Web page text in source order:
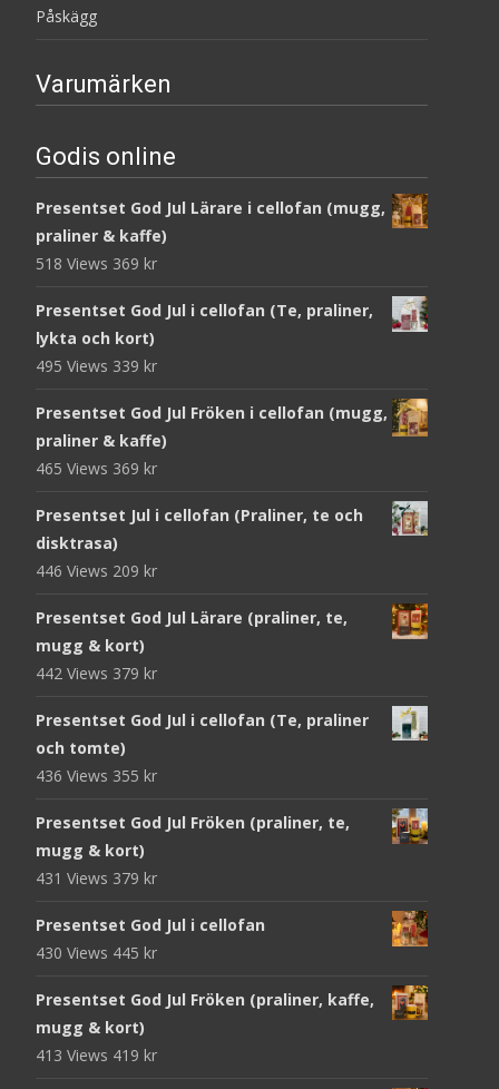
Påskägg
Varumärken
Godis online
Presentset God Jul Lärare i cellofan (mugg,
praliner & kaffe)
518 Views 369 kr
Presentset God Jul i cellofan (Te, praliner,
lykta och kort)
495 Views 339 kr
Presentset God Jul Fröken i cellofan (mugg,
praliner & kaffe)
465 Views 369 kr
Presentset Jul i cellofan (Praliner, te och
disktrasa)
446 Views 209 kr
Presentset God Jul Lärare (praliner, te,
mugg & kort)
442 Views 379 kr
Presentset God Jul i cellofan (Te, praliner
och tomte)
436 Views 355 kr
Presentset God Jul Fröken (praliner, te,
mugg & kort)
431 Views 379 kr
Presentset God Jul i cellofan
430 Views 445 kr
Presentset God Jul Fröken (praliner, kaffe,
mugg & kort)
413 Views 419 kr